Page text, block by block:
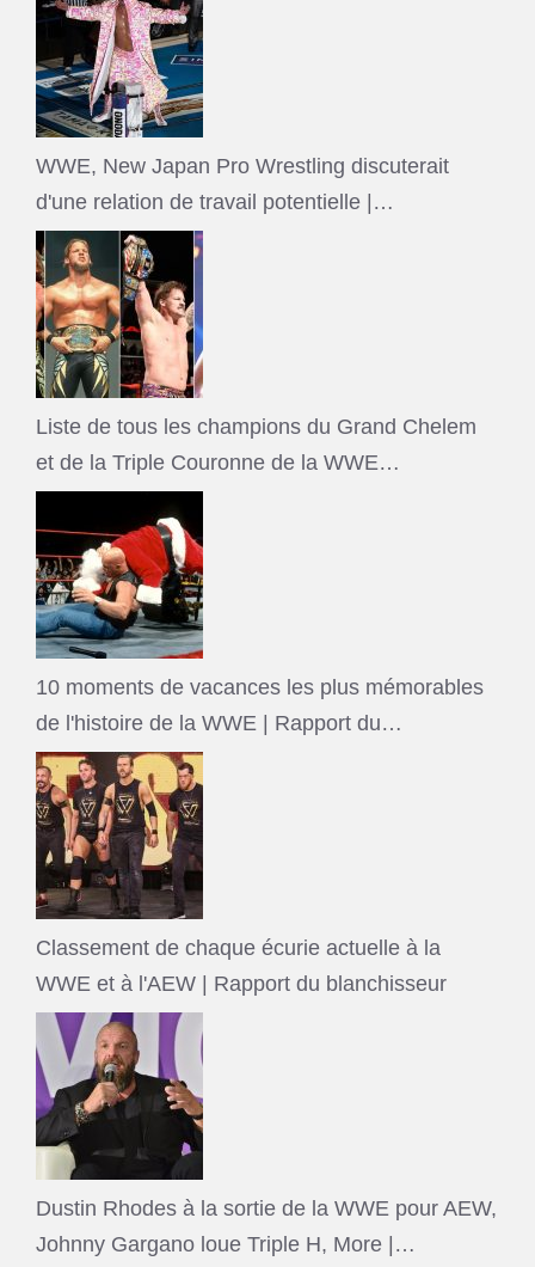
WWE, New Japan Pro Wrestling discuterait
d'une relation de travail potentielle |…
Liste de tous les champions du Grand Chelem
et de la Triple Couronne de la WWE…
10 moments de vacances les plus mémorables
de l'histoire de la WWE | Rapport du…
Classement de chaque écurie actuelle à la
WWE et à l'AEW | Rapport du blanchisseur
Dustin Rhodes à la sortie de la WWE pour AEW,
Johnny Gargano loue Triple H, More |…